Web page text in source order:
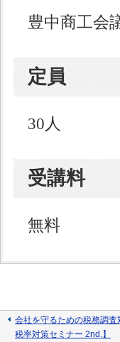
豊中商工会
定員
30人
受講料
無料
会社を守るための税務調
税率対策セミナー 2nd.】